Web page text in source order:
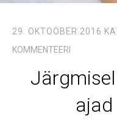
29. OKTOOBER 2016
KOMMENTEERI